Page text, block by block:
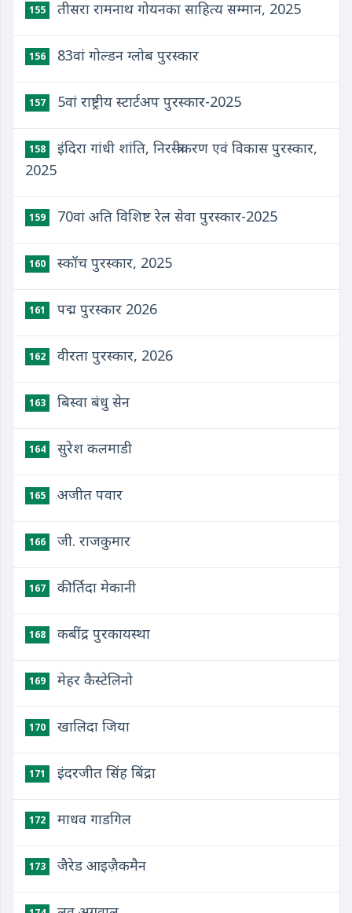
155 तीसरा रामनाथ गोयनका साहित्य सम्मान, 2025
156 83वां गोल्डन ग्लोब पुरस्कार
157 5वां राष्ट्रीय स्टार्टअप पुरस्कार-2025
158
इंदिरा गांधी शांति, निरस्त्रीकरण एवं विकास पुरस्कार,
2025
159 70वां अति विशिष्ट रेल सेवा पुरस्कार-2025
160 स्कॉच पुरस्कार, 2025
161 पद्म पुरस्कार 2026
162 वीरता पुरस्कार, 2026
163 बिस्वा बंधु सेन
164 सुरेश कलमाडी
165 अजीत पवार
166 जी. राजकुमार
167 कीर्तिदा मेकानी
168 कबींद्र पुरकायस्था
169 मेहर कैस्टेलिनो
170 खालिदा जिया
171 इंदरजीत सिंह बिंद्रा
172 माधव गाडगिल
173 जैरेड आइज़ैकमैन